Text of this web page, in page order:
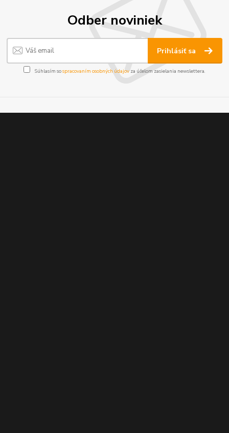
Odber noviniek
Prihlásiť sa
Súhlasím sospracovaním osobných údajov za účelom zasielania newslettera.